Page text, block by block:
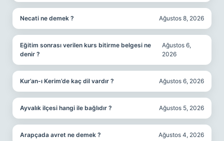
Necati ne demek ? Ağustos 8, 2026
Eğitim sonrası verilen kurs bitirme belgesi ne
denir ?
Ağustos 6,
2026
Kur’an-ı Kerim’de kaç dil vardır ? Ağustos 6, 2026
Ayvalık ilçesi hangi ile bağlıdır ? Ağustos 5, 2026
Arapçada avret ne demek ? Ağustos 4, 2026